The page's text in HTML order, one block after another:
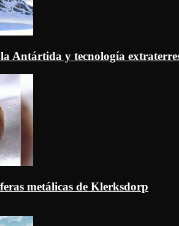
la Antártida y tecnología
metálicas de Klerksdorp